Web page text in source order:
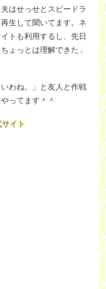
はせっせとスピードラ
生して聞いてます。ネ
トも利用するし、先日
ょっとは理解できた」
わね。」と友人と作戦
ってます＾＾
イト